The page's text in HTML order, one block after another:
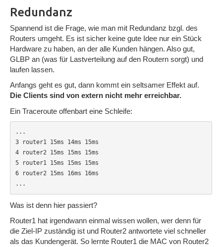
Redundanz
Spannend ist die Frage, wie man mit Redundanz bzgl. des
Routers umgeht. Es ist sicher keine gute Idee nur ein Stück
Hardware zu haben, an der alle Kunden hängen. Also gut,
GLBP an (was für Lastverteilung auf den Routern sorgt) und
laufen lassen.
Anfangs geht es gut, dann kommt ein seltsamer Effekt auf.
Die Clients sind von extern nicht mehr erreichbar.
Ein Traceroute offenbart eine Schleife:
...
3 router1 15ms 14ms 15ms
4 router2 15ms 15ms 15ms
5 router1 15ms 15ms 15ms
6 router2 15ms 16ms 16ms
...
Was ist denn hier passiert?
Router1 hat irgendwann einmal wissen wollen, wer denn für
die Ziel-IP zuständig ist und Router2 antwortete viel schneller
als das Kundengerät. So lernte Router1 die MAC von Router2